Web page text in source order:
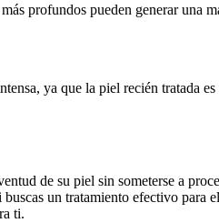
profundos pueden generar una
ya que la piel recién tratada
de su piel sin someterse a
un tratamiento efectivo para
ti.